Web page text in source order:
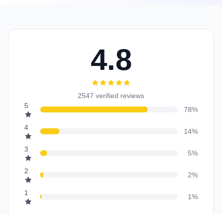
4.8
2547 verified reviews
5
78%
4 14%
3 5%
2 2%
1 1%